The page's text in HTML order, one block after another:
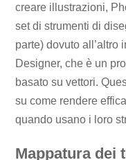
creare illustrazioni,
set di strumenti di
parte) dovuto all’altro
Designer, che è un
basato su vettori.
su come rendere
quando usano i loro
Mappatura dei